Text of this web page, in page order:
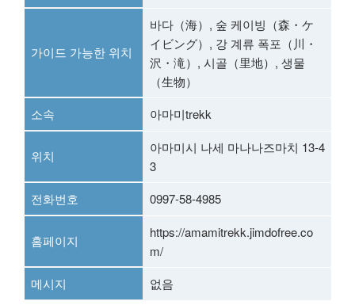
가이드 가능한 위치
바다（海）, 숲 케이빙（森・ケ
イビング）, 강 계류 폭포（川・
沢・滝）, 시골（里地）, 생물
（生物）
소속
아마미trekk
위치
아마미시 나세 마나나즈마치 13-4
3
전화번호
0997-58-4985
홈페이지
https://amamitrekk.jimdofree.co
m/
메시지
없음